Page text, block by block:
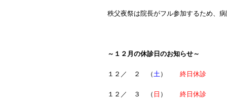
秩父夜祭は院長がフル参加するため、
～１２月の休診日のお知らせ～
１２／ ２ （土） 終日休診
１２／ ３ （ 日 ） 終日休診